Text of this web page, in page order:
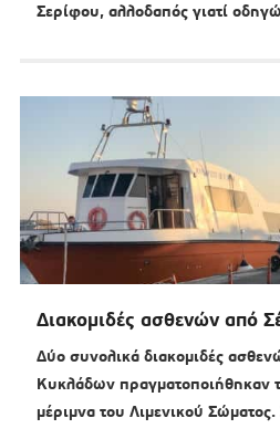
Σερίφου, αλλοδαπός γιατί
Διακομιδές ασθενών από
Δύο συνολικά διακομιδές
Κυκλάδων πραγματοποιήθηκαν
μέριμνα του Λιμενικού